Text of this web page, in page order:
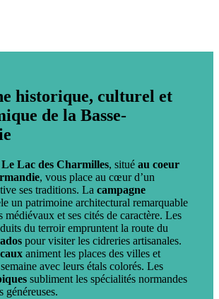
historique, culturel et
de la Basse-
Lac des Charmilles, situé au coeur
, vous place au cœur d’un
ses traditions. La campagne
un patrimoine architectural remarquable
médiévaux et ses cités de caractère. Les
du terroir empruntent la route du
pour visiter les cidreries artisanales.
animent les places des villes et
avec leurs étals colorés. Les
subliment les spécialités normandes
généreuses.